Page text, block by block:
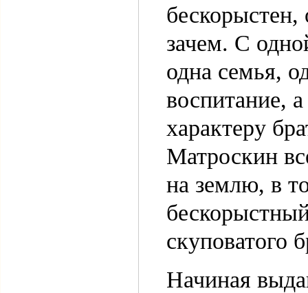
бескорыстен,
зачем. С
одна семья,
воспитание,
характеру
Матроскин
на землю, в
скуповатого
Начиная